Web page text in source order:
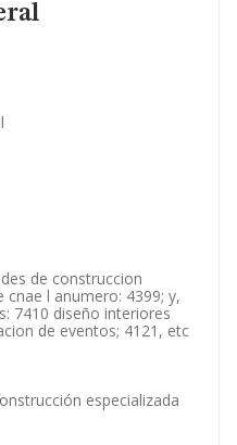
de construccion
cnae l anumero: 4399; y,
7410 diseño interiores
de eventos; 4121, etc
especializada